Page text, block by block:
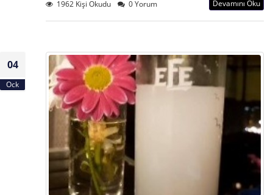
1962 Kişi Okudu
0 Yorum Devamını Oku
04
Ock